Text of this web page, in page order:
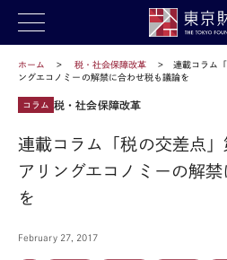
ホーム 税・社会保障改革
連載コラム
ングエコノミーの解禁に合わせ税も議論を
コラム 税・社会保障改革
連載コラム「税の交差点
アリングエコノミーの解
を
February 27, 2017